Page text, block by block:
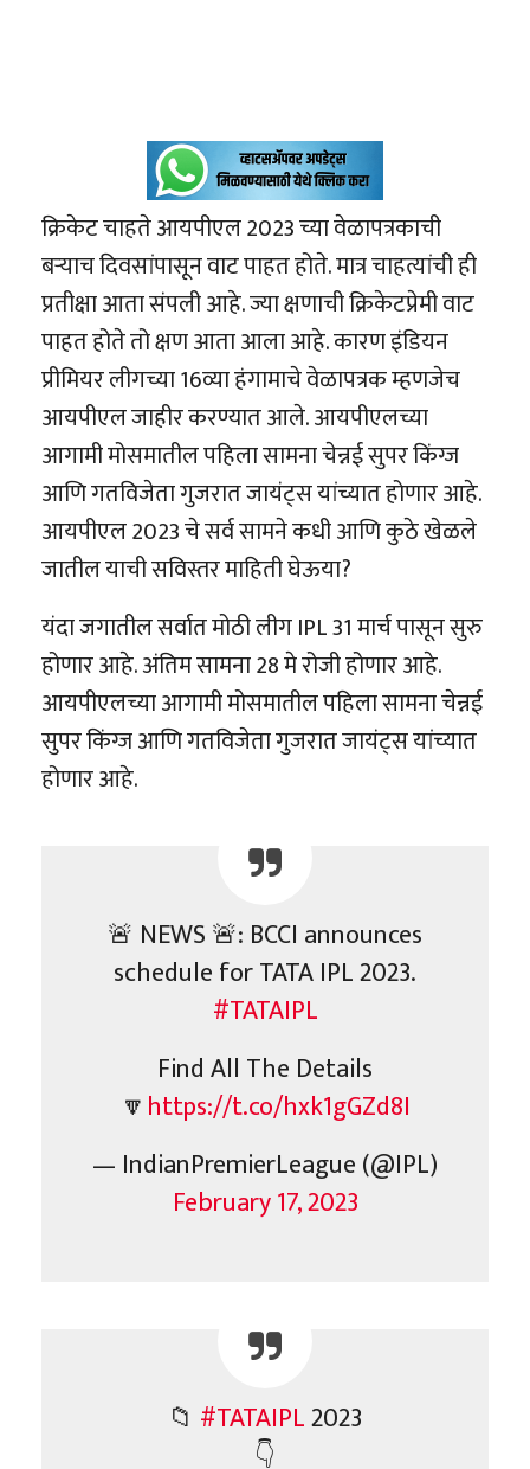
क्रिकेट चाहते आयपीएल 2023 च्या वेळापत्रकाची
बऱ्याच दिवसांपासून वाट पाहत होते. मात्र चाहत्यांची ही
प्रतीक्षा आता संपली आहे. ज्या क्षणाची क्रिकेटप्रेमी वाट
पाहत होते तो क्षण आता आला आहे. कारण इंडियन
प्रीमियर लीगच्या 16व्या हंगामाचे वेळापत्रक म्हणजेच
आयपीएल जाहीर करण्यात आले. आयपीएलच्या
आगामी मोसमातील पहिला सामना चेन्नई सुपर किंग्ज
आणि गतविजेता गुजरात जायंट्स यांच्यात होणार आहे.
आयपीएल 2023 चे सर्व सामने कधी आणि कुठे खेळले
जातील याची सविस्तर माहिती घेऊया?
यंदा जगातील सर्वात मोठी लीग IPL 31 मार्च पासून सुरु
होणार आहे. अंतिम सामना 28 मे रोजी होणार आहे.
आयपीएलच्या आगामी मोसमातील पहिला सामना चेन्नई
सुपर किंग्ज आणि गतविजेता गुजरात जायंट्स यांच्यात
होणार आहे.
🚨 NEWS 🚨: BCCI announces
schedule for TATA IPL 2023.
#TATAIPL
Find All The Details
🔽https://t.co/hxk1gGZd8I
— IndianPremierLeague (@IPL)
February 17, 2023
📁 #TATAIPL2023
👇